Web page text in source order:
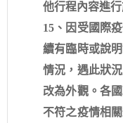
他行程內容進
15、因受國際
續有臨時或說
情況，遇此狀
改為外觀。各
不符之疫情相